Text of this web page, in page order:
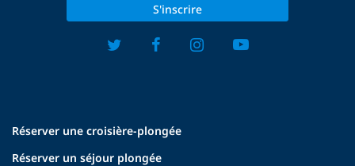
Réserver une croisière-plongée
Réserver un séjour plongée
S'inscrire